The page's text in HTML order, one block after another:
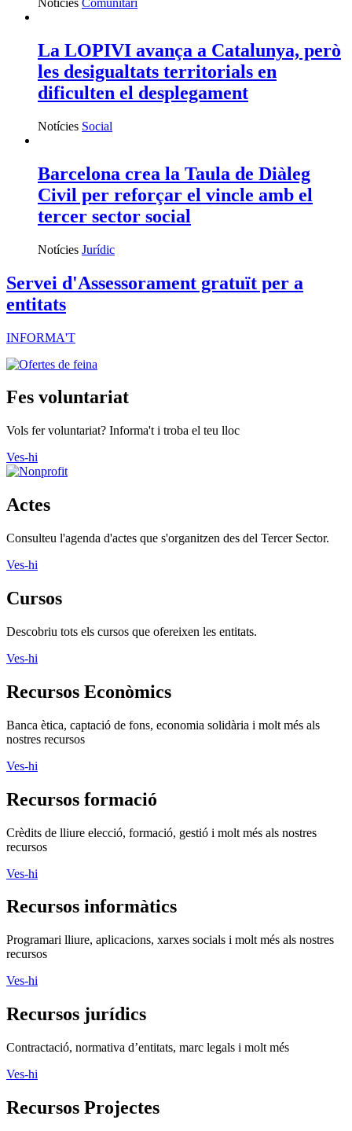
Social a Catalunya
Notícies Comunitari
La LOPIVI avança a Catalunya, però
dificulten el desplegament
Notícies Social
Barcelona crea la Taula de Diàleg
tercer sector social
Notícies Jurídic
entitats
Fes voluntariat
Vols fer voluntariat? Informa't i troba el teu lloc
Ves-hi
Actes
Ves-hi
Cursos
Ves-hi
Recursos Econòmics
Banca ètica, captació de fons, economia solidària i molt més als
Ves-hi
Recursos formació
Crèdits de lliure elecció, formació, gestió i molt més als nostres
Ves-hi
Recursos informàtics
Programari lliure, aplicacions, xarxes socials i molt més als nostres
Ves-hi
Recursos jurídics
Ves-hi